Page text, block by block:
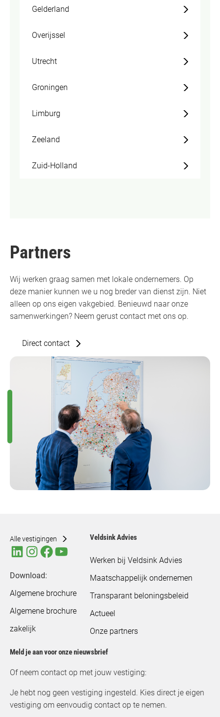
Gelderland
Overijssel
Utrecht
Groningen
Limburg
Zeeland
Zuid-Holland
Partners
Wij werken graag samen met lokale ondernemers. Op
deze manier kunnen we u nog breder van dienst zijn. Niet
alleen op ons eigen vakgebied. Benieuwd naar onze
samenwerkingen? Neem gerust contact met ons op.
Direct contact
Alle vestigingen
Download:
Algemene brochure
Algemene brochure
zakelijk
Veldsink Advies
Werken bij Veldsink Advies
Maatschappelijk ondernemen
Transparant beloningsbeleid
Actueel
Onze partners
Meld je aan voor onze nieuwsbrief
Of neem contact op met jouw vestiging:
Je hebt nog geen vestiging ingesteld. Kies direct je eigen
vestiging om eenvoudig contact op te nemen.